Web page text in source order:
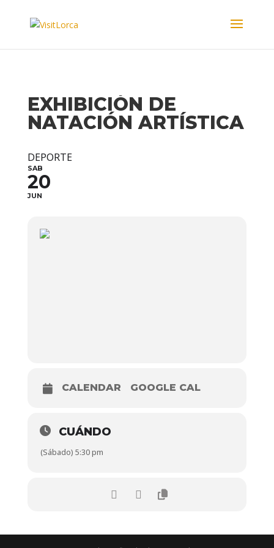
EXHIBICIÓN DE
NATACIÓN ARTÍSTICA
DEPORTE
SAB
20
JUN
CALENDAR GOOGLE CAL
CUÁNDO
(Sábado) 5:30 pm